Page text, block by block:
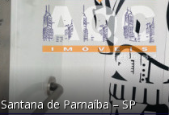
Santana de Parnaíba–SP